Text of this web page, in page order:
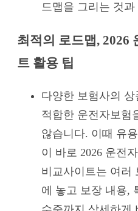
드맵을 그리는 것과
최적의 로드맵, 2026
트 활용 팁
다양한 보험사의
적합한 운전자보험
않습니다. 이때 유
이 바로 2026 운전
비교사이트는 여러
에 놓고 보장 내용,